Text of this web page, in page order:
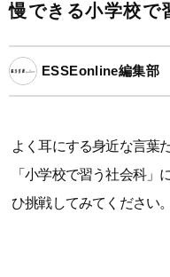
慢できる小学校で
ESSEonline編集部
よく耳にする身近な言葉
「小学校で習う社会科」
ひ挑戦してみてください。